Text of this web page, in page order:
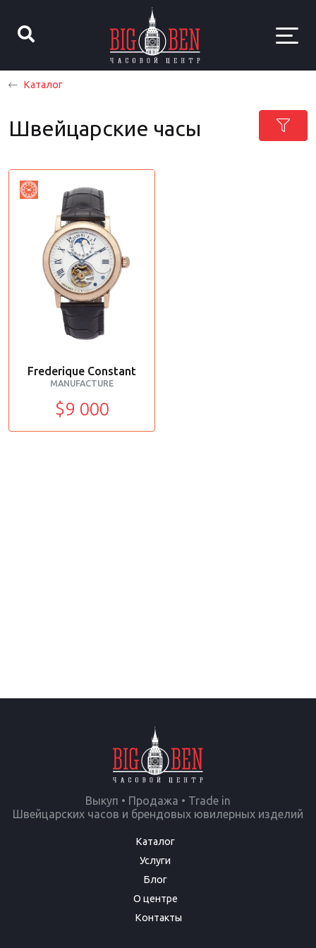
Каталог
Швейцарские часы
Frederique Constant
MANUFACTURE
$9 000
Выкуп • Продажа • Trade in
Швейцарских часов и брендовых ювилерных изделий
Каталог
Услуги
Блог
О центре
Контакты